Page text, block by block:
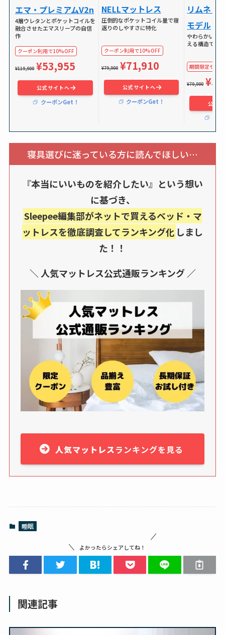
エマ・プレミアムV2n
4層ウレタンとポケットコイルを
融合させたエマスリープの自信
作
クーポン利用で10%OFF
¥119,900 ¥53,955
公式サイトへ
クーポンGet！
NELLマットレス
圧倒的なポケットコイル量で寝
返りのしやすさに特化
クーポン利用で10%OFF
¥79,900 ¥71,910
公式サイトへ
クーポンGet！
リムネリ
モデル
やわらかい独
える構造で体
期間限定セー
¥79,900
公式
寝具選びに迷っている方に読んでほしい…
『本当にいいものを紹介したい』という想い
に基づき、
Sleepee編集部がネットで買えるベッド・マ
ットレスを徹底調査してランキング化 しまし
た！！
＼ 人気マットレス公式通販ランキング ／
人気マットレスランキングを見る
睡眠
よかったらシェアしてね！
関連記事